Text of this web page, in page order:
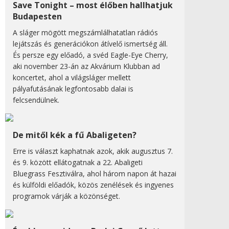
Save Tonight – most élőben hallhatjuk
Budapesten
A sláger mögött megszámlálhatatlan rádiós
lejátszás és generációkon átívelő ismertség áll.
És persze egy előadó, a svéd Eagle-Eye Cherry,
aki november 23-án az Akvárium Klubban ad
koncertet, ahol a világsláger mellett
pályafutásának legfontosabb dalai is
felcsendülnek.
De mitől kék a fű Abaligeten?
Erre is választ kaphatnak azok, akik augusztus 7.
és 9. között ellátogatnak a 22. Abaligeti
Bluegrass Fesztiválra, ahol három napon át hazai
és külföldi előadók, közös zenélések és ingyenes
programok várják a közönséget.